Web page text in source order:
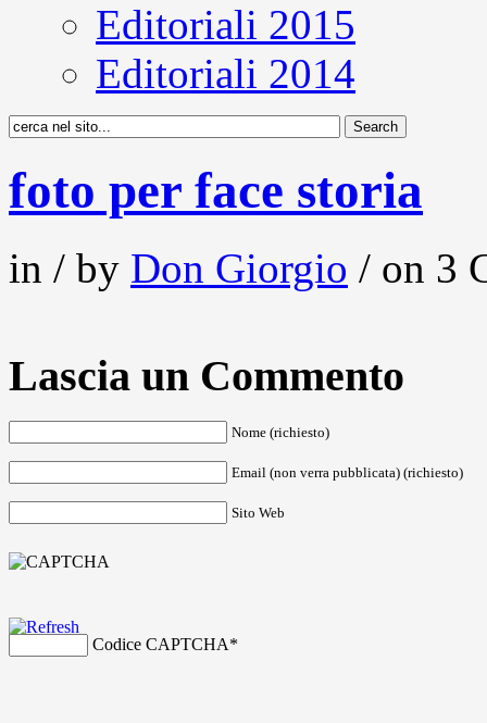
Editoriali 2015
Editoriali 2014
foto per face storia
in / by Don Giorgio / on 3
Lascia un Commento
Nome (richiesto)
Email (non verra pubblicata) (richiesto)
Sito Web
Codice CAPTCHA*